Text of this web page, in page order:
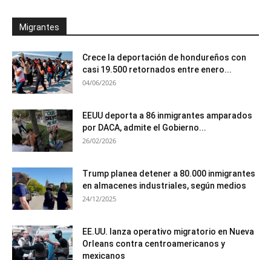
Migrantes
Crece la deportación de hondureños con
casi 19.500 retornados entre enero...
04/06/2026
EEUU deporta a 86 inmigrantes amparados
por DACA, admite el Gobierno...
26/02/2026
Trump planea detener a 80.000 inmigrantes
en almacenes industriales, según medios
24/12/2025
EE.UU. lanza operativo migratorio en Nueva
Orleans contra centroamericanos y
mexicanos